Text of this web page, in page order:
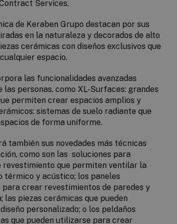
Services.
de Keraben Grupo destacan por sus
en la naturaleza y decorados de alto
cerámicas con diseños exclusivos que
espacio.
las funcionalidades avanzadas
personas, como XL-Surfaces: grandes
permiten crear espacios amplios y
sistemas de suelo radiante que
de forma uniforme.
también sus novedades más técnicas
como son las soluciones para
revestimiento que permiten ventilar la
térmico y acústico; los paneles
crear revestimientos de paredes y
piezas cerámicas que pueden
personalizado; o los peldaños
que pueden utilizarse para crear